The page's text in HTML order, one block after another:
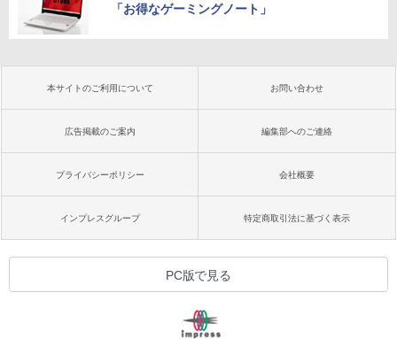
「お得なゲーミングノート」
本サイトのご利用について お問い合わせ
広告掲載のご案内 編集部へのご連絡
プライバシーポリシー 会社概要
インプレスグループ 特定商取引法に基づく表示
PC版で見る